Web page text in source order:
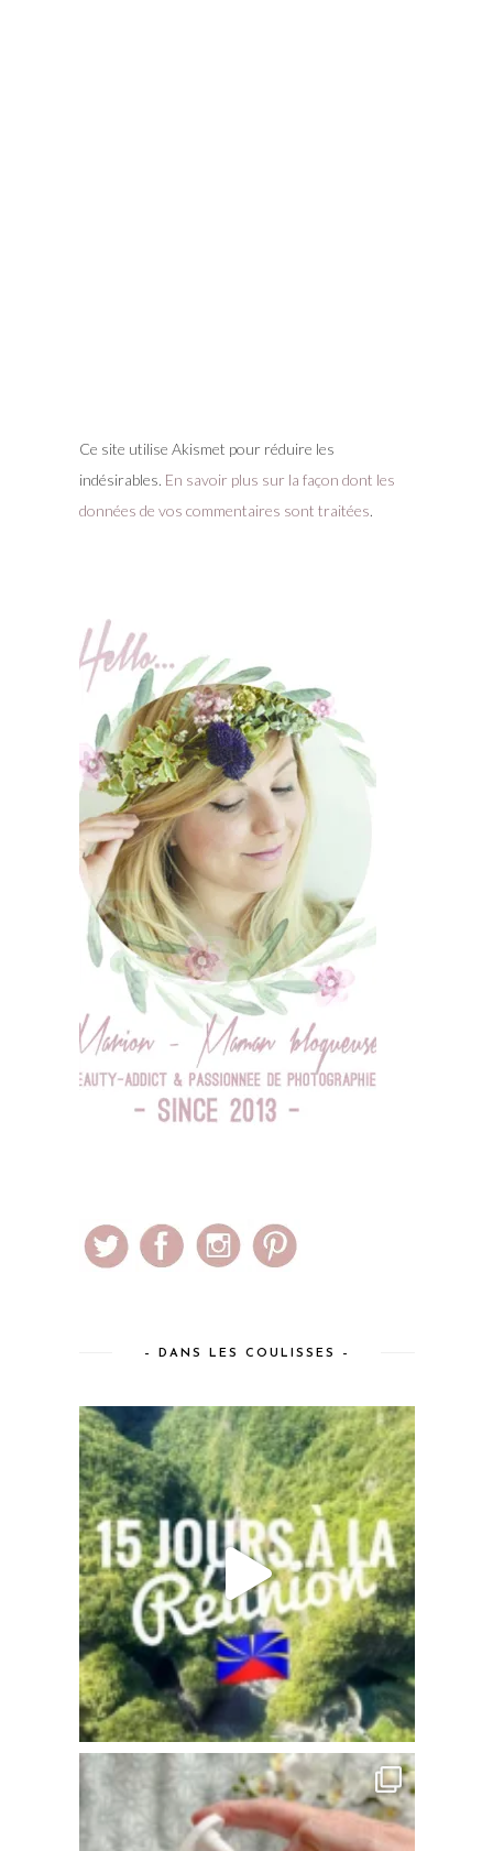
Ce site utilise Akismet pour réduire les
indésirables. En savoir plus sur la façon dont les
données de vos commentaires sont traitées.
– DANS LES COULISSES –